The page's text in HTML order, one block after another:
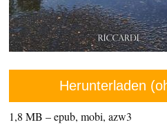
Herunterladen
1,8 MB – epub, mobi, azw3